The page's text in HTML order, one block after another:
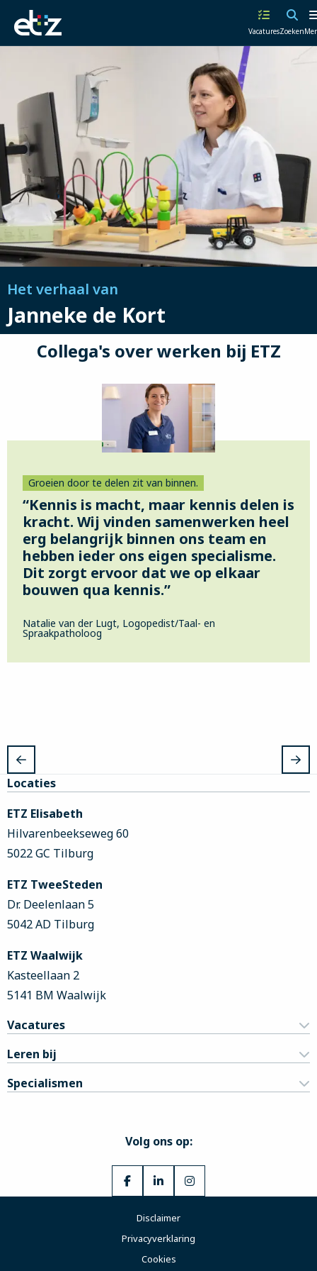
Werken
bij
Elisabeth-
TweeSteden
Ziekenhuis
VacaturesZoeken
Het verhaal van
Janneke de Kort
Collega's over werken bij ETZ
Groeien door te delen zit van binnen.
“Kennis is macht, maar kennis delen is
kracht. Wij vinden samenwerken heel
erg belangrijk binnen ons team en
hebben ieder ons eigen specialisme.
Dit zorgt ervoor dat we op elkaar
bouwen qua kennis.”
Natalie van der Lugt, Logopedist/Taal- en
Spraakpatholoog
Site
footer
Locaties
ETZ Elisabeth
Hilvarenbeekseweg 60
5022 GC Tilburg
ETZ TweeSteden
Dr. Deelenlaan 5
5042 AD Tilburg
ETZ Waalwijk
Kasteellaan 2
5141 BM Waalwijk
Vacatures
Leren bij
Specialismen
Volg ons op:
Ga
Facebook
Ga
LinkedIn
Ga
Disclaimer
Privacyverklaring
Cookies